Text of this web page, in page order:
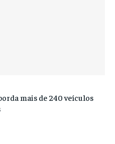
mais de 240 veículos